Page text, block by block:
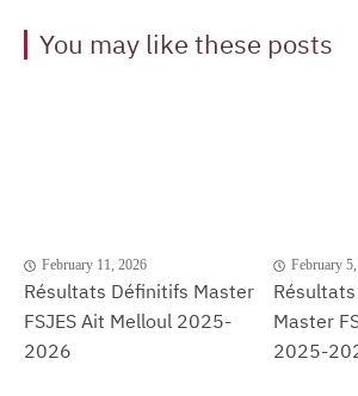
You may like these posts
February 11, 2026
Résultats Définitifs Master
FSJES Ait Melloul 2025-
2026
February
Master
2025-